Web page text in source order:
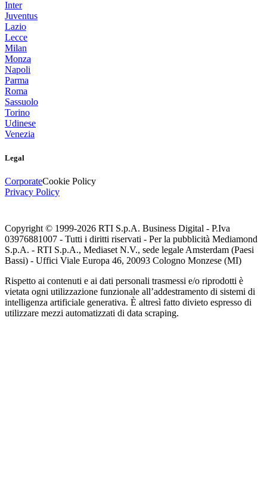
Inter
Juventus
Lazio
Lecce
Milan
Monza
Napoli
Parma
Roma
Sassuolo
Torino
Udinese
Venezia
Legal
CorporateCookie Policy
Privacy Policy
Copyright © 1999-2026 RTI S.p.A. Business Digital - P.Iva
03976881007 - Tutti i diritti riservati - Per la pubblicità Mediamond
S.p.A. - RTI S.p.A., Mediaset N.V., sede legale Amsterdam (Paesi
Bassi) - Uffici Viale Europa 46, 20093 Cologno Monzese (MI)
Rispetto ai contenuti e ai dati personali trasmessi e/o riprodotti è
vietata ogni utilizzazione funzionale all’addestramento di sistemi di
intelligenza artificiale generativa. È altresì fatto divieto espresso di
utilizzare mezzi automatizzati di data scraping.